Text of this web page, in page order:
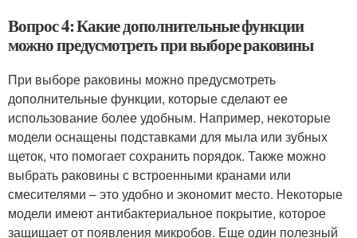
Вопрос 4: Какие дополнительные функции
можно предусмотреть при выборе раковины
При выборе раковины можно предусмотреть
дополнительные функции, которые сделают ее
использование более удобным. Например, некоторые
модели оснащены подставками для мыла или зубных
щеток, что помогает сохранить порядок. Также можно
выбрать раковины с встроенными кранами или
смесителями – это удобно и экономит место. Некоторые
модели имеют антибактериальное покрытие, которое
защищает от появления микробов. Еще один полезный